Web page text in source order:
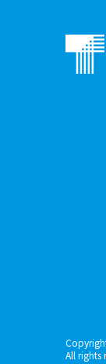
All rights